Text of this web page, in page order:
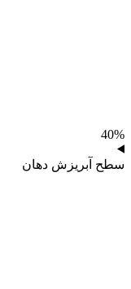
40%
سطح آبریزش دهان